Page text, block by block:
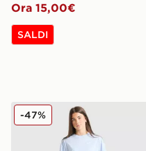
Ora 15,00€
SALDI
Nike Maglia Oversized
-47%